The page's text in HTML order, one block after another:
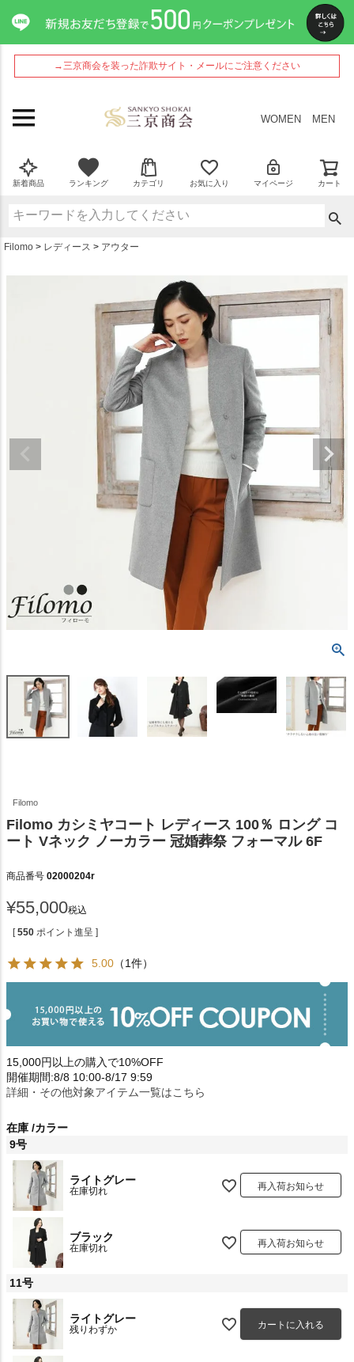
→三京商会を装った詐欺サイト・メールにご注意ください
WOMEN MEN
新着商品 ランキング カテゴリ お気に入り マイページ カート
Filomo レディース アウター
Filomo
Filomo カシミヤコート レディース 100％ ロング コ
ート Vネック ノーカラー 冠婚葬祭 フォーマル 6F
商品番号 02000204r
¥55,000税込
[ 550 ポイント進呈 ]
5.00 （1件）
15,000円以上の購入で10%OFF
開催期間:8/8 10:00-8/17 9:59
詳細・その他対象アイテム一覧はこちら
在庫 カラー
9号
ライトグレー
在庫切れ 再入荷お知らせ
ブラック
在庫切れ 再入荷お知らせ
11号
ライトグレー
残りわずか カートに入れる
ペー
ジト
ップ
へ